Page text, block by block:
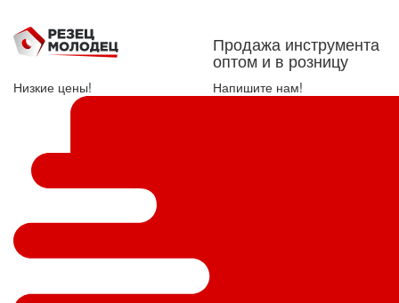
Продажа инструмента
оптом и в розницу
Низкие цены! Напишите нам!